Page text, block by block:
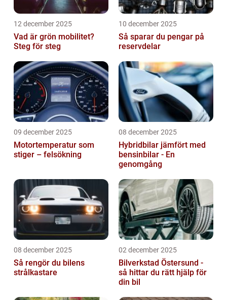
12 december 2025
Vad är grön mobilitet?
Steg för steg
10 december 2025
Så sparar du pengar på
reservdelar
09 december 2025
Motortemperatur som
stiger – felsökning
08 december 2025
Hybridbilar jämfört med
bensinbilar - En
genomgång
08 december 2025
Så rengör du bilens
strålkastare
02 december 2025
Bilverkstad Östersund -
så hittar du rätt hjälp för
din bil